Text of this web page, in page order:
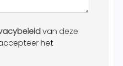
van deze
het